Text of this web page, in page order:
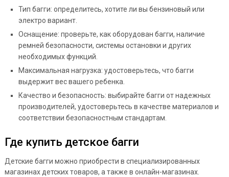
Тип багги: определитесь, хотите ли вы бензиновый или
электро вариант.
Оснащение: проверьте, как оборудован багги, наличие
ремней безопасности, системы остановки и других
необходимых функций.
Максимальная нагрузка: удостоверьтесь, что багги
выдержит вес вашего ребенка.
Качество и безопасность: выбирайте багги от надежных
производителей, удостоверьтесь в качестве материалов и
соответствии безопасностным стандартам.
Где купить детское багги
Детские багги можно приобрести в специализированных
магазинах детских товаров, а также в онлайн-магазинах.